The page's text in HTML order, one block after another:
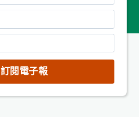
訂閱電子報